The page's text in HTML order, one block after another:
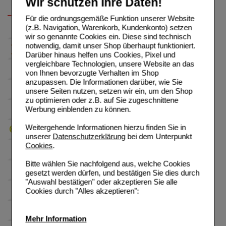
Für die ordnungsgemäße Funktion unserer Website
(z.B. Navigation, Warenkorb, Kundenkonto) setzen
wir so genannte Cookies ein. Diese sind technisch
notwendig, damit unser Shop überhaupt funktioniert.
Darüber hinaus helfen uns Cookies, Pixel und
vergleichbare Technologien, unsere Website an das
von Ihnen bevorzugte Verhalten im Shop
anzupassen. Die Informationen darüber, wie Sie
unsere Seiten nutzen, setzen wir ein, um den Shop
zu optimieren oder z.B. auf Sie zugeschnittene
Werbung einblenden zu können.
Weitergehende Informationen hierzu finden Sie in
unserer Datenschutzerklärungbei dem Unterpunkt
Cookies.
Bitte wählen Sie nachfolgend aus, welche Cookies
gesetzt werden dürfen, und bestätigen Sie dies durch
"Auswahl bestätigen" oder akzeptieren Sie alle
Cookies durch "Alles akzeptieren":
Mehr Information